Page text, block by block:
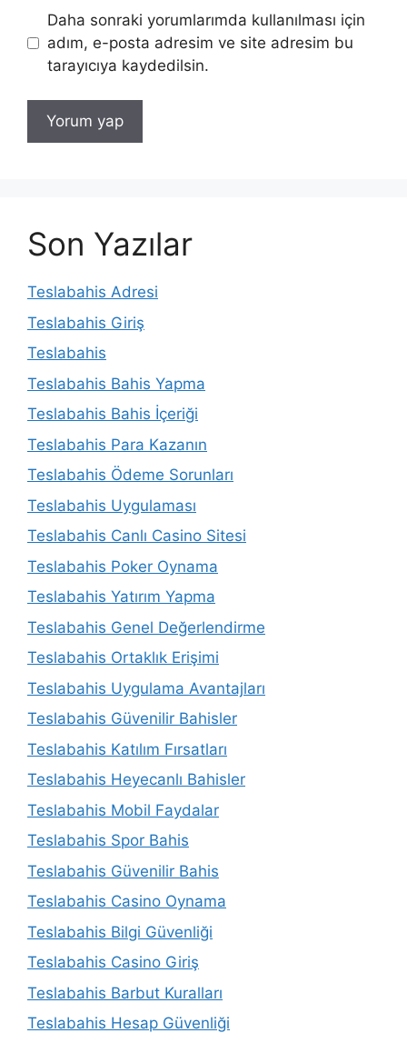
Daha sonraki yorumlarımda kullanılması için
adım, e-posta adresim ve site adresim bu
tarayıcıya kaydedilsin.
Son Yazılar
Teslabahis Adresi
Teslabahis Giriş
Teslabahis
Teslabahis Bahis Yapma
Teslabahis Bahis İçeriği
Teslabahis Para Kazanın
Teslabahis Ödeme Sorunları
Teslabahis Uygulaması
Teslabahis Canlı Casino Sitesi
Teslabahis Poker Oynama
Teslabahis Yatırım Yapma
Teslabahis Genel Değerlendirme
Teslabahis Ortaklık Erişimi
Teslabahis Uygulama Avantajları
Teslabahis Güvenilir Bahisler
Teslabahis Katılım Fırsatları
Teslabahis Heyecanlı Bahisler
Teslabahis Mobil Faydalar
Teslabahis Spor Bahis
Teslabahis Güvenilir Bahis
Teslabahis Casino Oynama
Teslabahis Bilgi Güvenliği
Teslabahis Casino Giriş
Teslabahis Barbut Kuralları
Teslabahis Hesap Güvenliği